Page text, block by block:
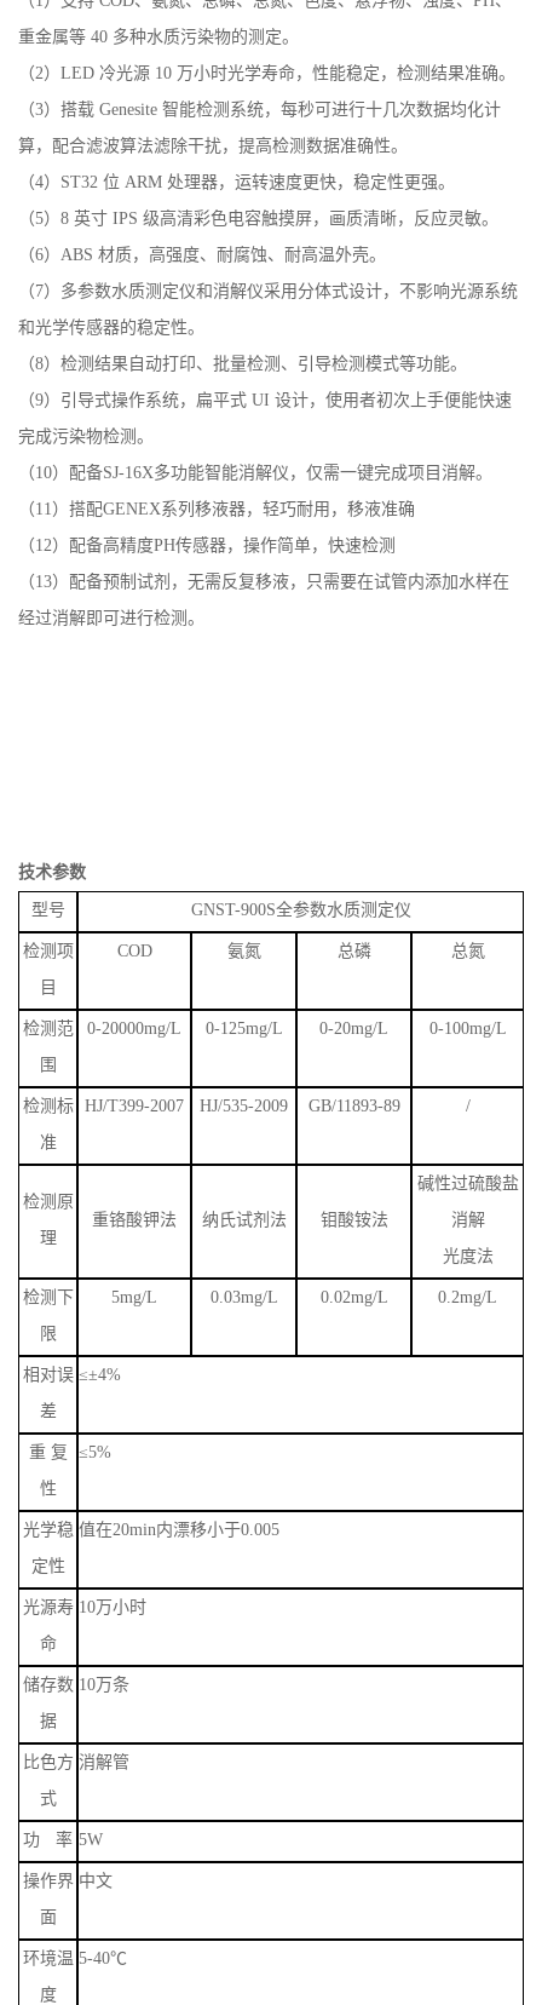
重金属等 40 多种水质污染物的测定。
（2）LED 冷光源 10 万小时光学寿命，性能稳定，检测结果准确。
（3）搭载 Genesite 智能检测系统，每秒可进行十几次数据均化计
算，配合滤波算法滤除干扰，提高检测数据准确性。
（4）ST32 位 ARM 处理器，运转速度更快，稳定性更强。
（5）8 英寸 IPS 级高清彩色电容触摸屏，画质清晰，反应灵敏。
（6）ABS 材质，高强度、耐腐蚀、耐高温外壳。
（7）多参数水质测定仪和消解仪采用分体式设计，不影响光源系统
和光学传感器的稳定性。
（8）检测结果自动打印、批量检测、引导检测模式等功能。
（9）引导式操作系统，扁平式 UI 设计，使用者初次上手便能快速
完成污染物检测。
（10）配备SJ-16X多功能智能消解仪，仅需一键完成项目消解。
（11） 搭配GENEX系列移液器，轻巧耐用，移液准确
（12）配备高精度PH传感器，操作简单，快速检测
（13）配备预制试剂，无需反复移液，只需要在试管内添加水样在
经过消解即可进行检测。
技术参数
型号 GNST-900S全参数水质测定仪
检测项
目
COD 氨氮 总磷 总氮
检测范
围
0-20000mg/L 0-125mg/L 0-20mg/L 0-100mg/L
检测标
准
HJ/T399-2007 HJ/535-2009 GB/11893-89 /
检测原
理
重铬酸钾法 纳氏试剂法 钼酸铵法
碱性过硫酸盐
消解
光度法
检测下
限
5mg/L 0.03mg/L 0.02mg/L 0.2mg/L
相对误
差
≤±4%
重 复
性
≤5%
光学稳
定性
值在20min内漂移小于0.005
光源寿
命
10 万小时
储存数
据
10 万条
比色方
式
消解管
功 率 5W
操作界
面
中文
环境温
度
5-40℃